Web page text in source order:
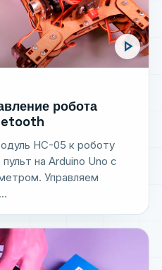
play_arrow
робота
HC-05 к роботу
на Arduino Uno с
Управляем